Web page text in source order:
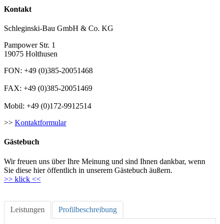
Kontakt
Schleginski-Bau GmbH & Co. KG
Pampower Str. 1
19075 Holthusen
FON: +49 (0)385-20051468
FAX: +49 (0)385-20051469
Mobil: +49 (0)172-9912514
>> Kontaktformular
Gästebuch
Wir freuen uns über Ihre Meinung und sind Ihnen dankbar, wenn
Sie diese hier öffentlich in unserem Gästebuch äußern.
>> klick <<
Leistungen Profilbeschreibung